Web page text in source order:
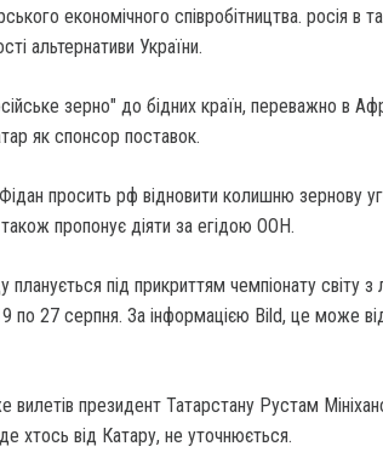
економічного співробітництва. росія в
альтернативи України.
зерно" до бідних країн, переважно в
як спонсор поставок.
просить рф відновити колишню зернову
пропонує діяти за егідою ООН.
планується під прикриттям чемпіонату світу з
по 27 серпня. За інформацією Bild, це може
президент Татарстану Рустам
хтось від Катару, не уточнюється.